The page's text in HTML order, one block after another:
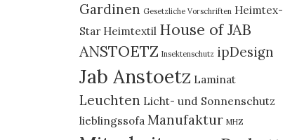
Gardinen Gesetzliche Vorschriften Heimtex-
Star Heimtextil House of JAB
ANSTOETZ Insektenschutz ipDesign
Jab Anstoetz Laminat
Leuchten Licht- und Sonnenschutz
lieblingssofa Manufaktur MHZ